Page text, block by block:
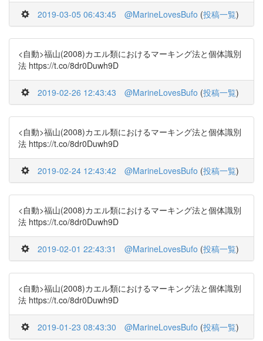
2019-03-05 06:43:45 @MarineLovesBufo (投稿一覧)
<自動>福山(2008)カエル類におけるマーキング法と個体識別
法 https://t.co/8dr0Duwh9D
2019-02-26 12:43:43 @MarineLovesBufo (投稿一覧)
<自動>福山(2008)カエル類におけるマーキング法と個体識別
法 https://t.co/8dr0Duwh9D
2019-02-24 12:43:42 @MarineLovesBufo (投稿一覧)
<自動>福山(2008)カエル類におけるマーキング法と個体識別
法 https://t.co/8dr0Duwh9D
2019-02-01 22:43:31 @MarineLovesBufo (投稿一覧)
<自動>福山(2008)カエル類におけるマーキング法と個体識別
法 https://t.co/8dr0Duwh9D
2019-01-23 08:43:30 @MarineLovesBufo (投稿一覧)